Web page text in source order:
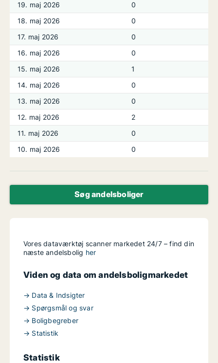
19. maj 2026
0
18. maj 2026
0
17. maj 2026
0
16. maj 2026
0
15. maj 2026
1
14. maj 2026
0
13. maj 2026
0
12. maj 2026
2
11. maj 2026
0
10. maj 2026
0
Søg andelsboliger
Vores dataværktøj scanner markedet 24/7 – find din
næste andelsbolig her
Viden og data om andelsboligmarkedet
→ Data & Indsigter
→ Spørgsmål og svar
→ Boligbegreber
→ Statistik
Statistik